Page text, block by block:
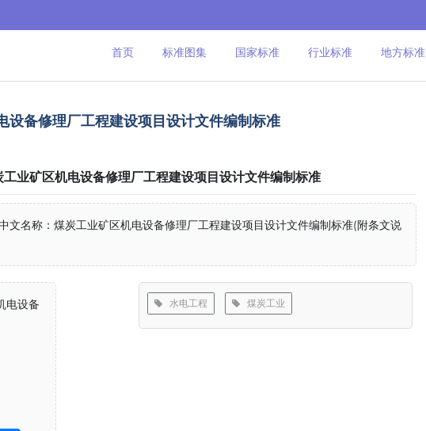
首页 标准图集 国家标准 行业标准 地方标准
备修理厂工程建设项目设计文件编制标准
业矿区机电设备修理厂工程建设项目设计文件编制标准
文名称：煤炭工业矿区机电设备修理厂工程建设项目设计文件编制标准(附条文说
电设备
水电工程 煤炭工业